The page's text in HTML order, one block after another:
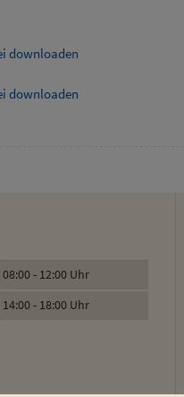
downloaden
downloaden
08:00 - 12:00 Uhr
14:00 - 18:00 Uhr